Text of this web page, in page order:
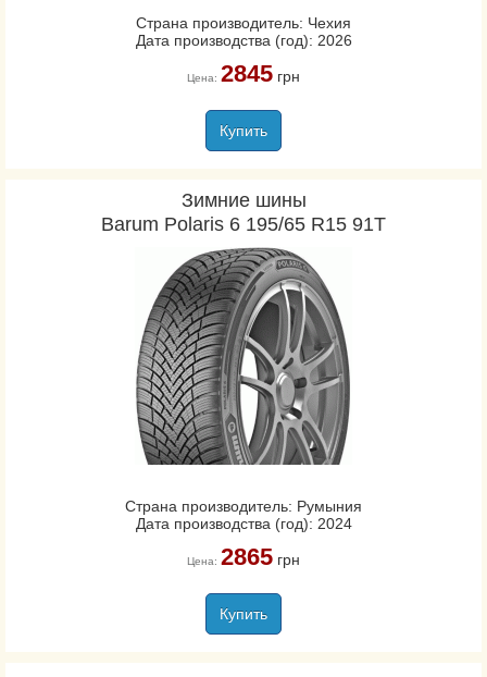
Страна производитель: Чехия
Дата производства (год): 2026
Цена: 2845грн
Купить
Зимние шины
Barum Polaris 6 195/65 R15 91T
Страна производитель: Румыния
Дата производства (год): 2024
Цена: 2865грн
Купить